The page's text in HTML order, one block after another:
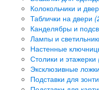
Колокольчики и
Таблички на двери
Канделябры и
Лампы и
Настенные
Столики и этажерки
Эксклюзивные
Подставки для